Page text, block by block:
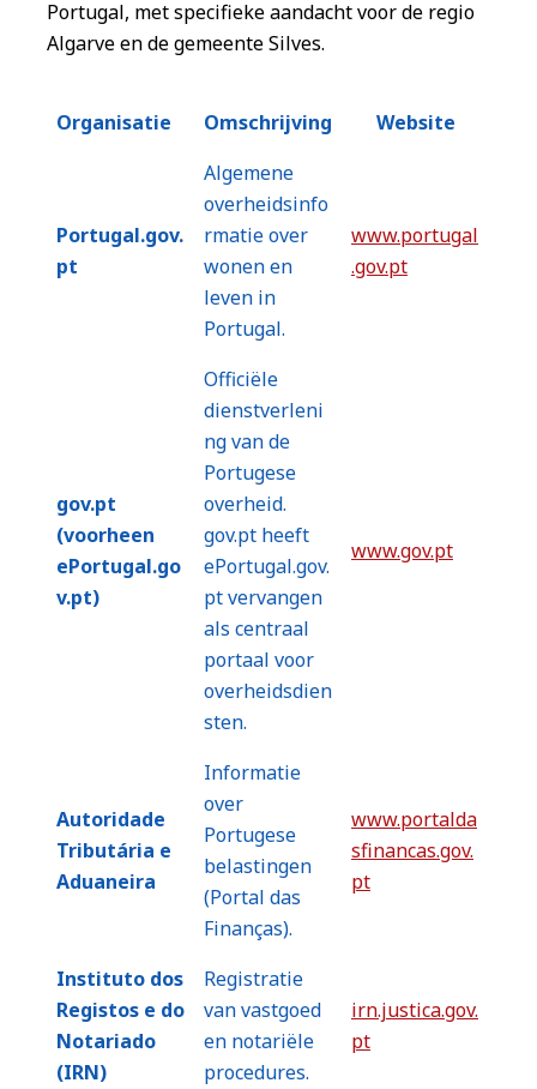
Portugal, met specifieke aandacht voor de regio
Algarve en de gemeente Silves.
Organisatie Omschrijving Website
Portugal.gov.
pt
Algemene
overheidsinfo
rmatie over
wonen en
leven in
Portugal.
www.portugal
.gov.pt
gov.pt
(voorheen
ePortugal.go
v.pt)
Officiële
dienstverleni
ng van de
Portugese
overheid.
gov.pt heeft
ePortugal.gov.
pt vervangen
als centraal
portaal voor
overheidsdien
sten.
www.gov.pt
Autoridade
Tributária e
Aduaneira
Informatie
over
Portugese
belastingen
(Portal das
Finanças).
www.portalda
sfinancas.gov.
pt
Instituto dos
Registos e do
Notariado
(IRN)
Registratie
van vastgoed
en notariële
procedures.
irn.justica.gov.
pt